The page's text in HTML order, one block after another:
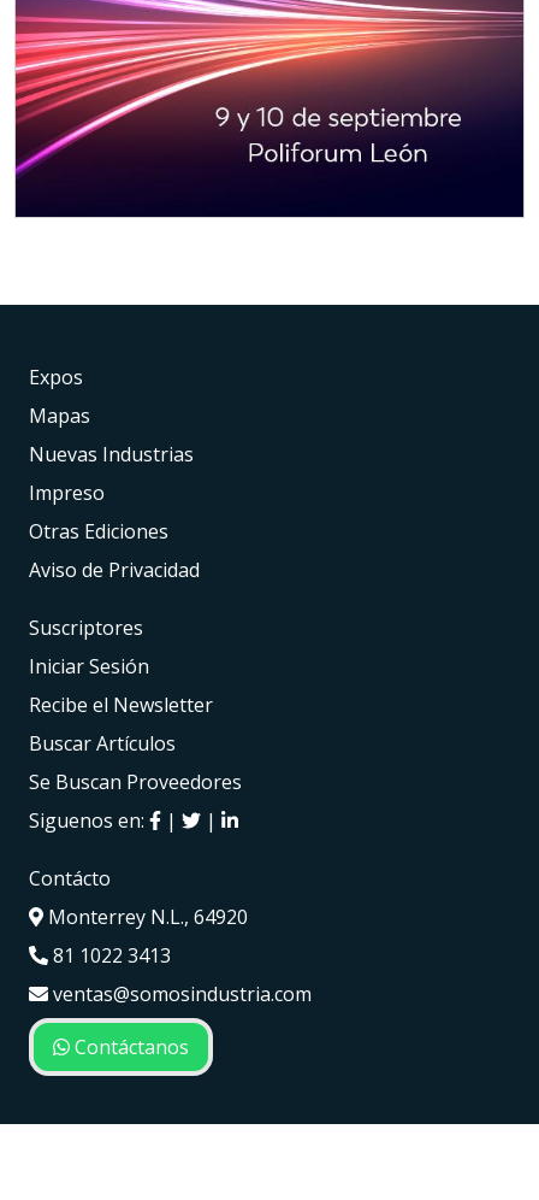
Expos
Mapas
Nuevas Industrias
Impreso
Otras Ediciones
Aviso de Privacidad
Suscriptores
Iniciar Sesión
Recibe el Newsletter
Buscar Artículos
Se Buscan Proveedores
Siguenos en:
| |
Contácto
Monterrey N.L., 64920
81 1022 3413
ventas@somosindustria.com
Contáctanos